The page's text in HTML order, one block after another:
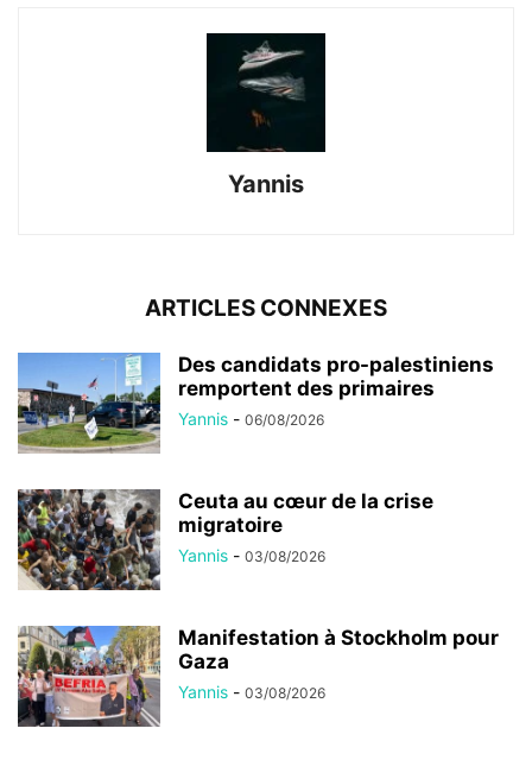
Yannis
ARTICLES CONNEXES
Des candidats pro-palestiniens
remportent des primaires
Yannis - 06/08/2026
Ceuta au cœur de la crise
migratoire
Yannis - 03/08/2026
Manifestation à Stockholm pour
Gaza
Yannis - 03/08/2026